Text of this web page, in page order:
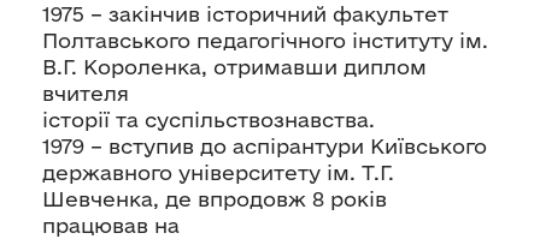
1975 – закінчив історичний факультет
Полтавського педагогічного інституту ім.
В.Г. Короленка, отримавши диплом
вчителя
історії та суспільствознавства.
1979 – вступив до аспірантури Київського
державного університету ім. Т.Г.
Шевченка, де впродовж 8 років
працював на